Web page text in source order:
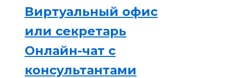
Виртуальный офис
или секретарь
Онлайн-чат с
консультантами